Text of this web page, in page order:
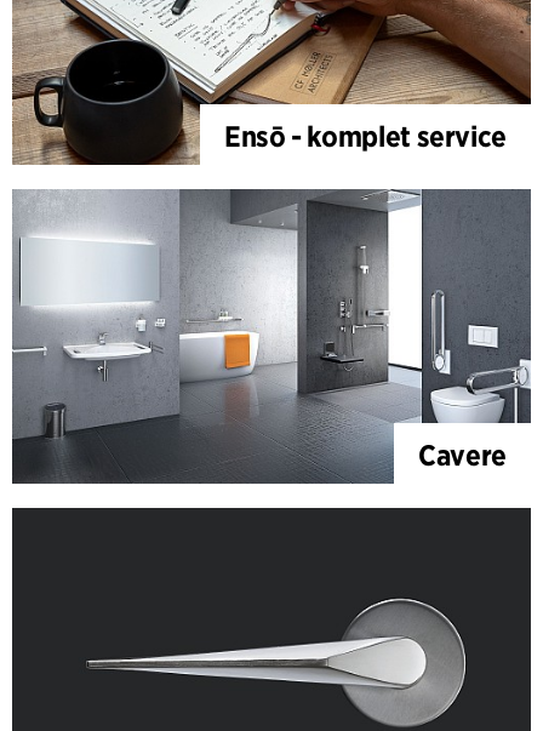
Ensō - komplet service
Cavere